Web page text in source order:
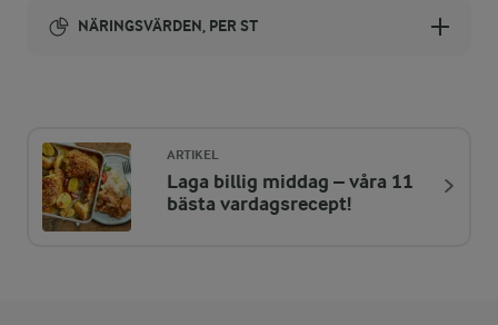
NÄRINGSVÄRDEN, PER ST
ENERGIDISTRIBUTION %
NÄRINGSVÄRDEN PER ST
ARTIKEL
Laga billig middag – våra 11
bästa vardagsrecept!